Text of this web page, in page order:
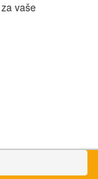
vaše